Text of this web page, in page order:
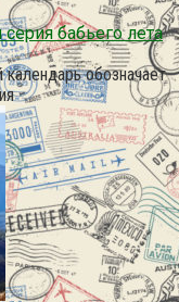
бабьего лета
обозначает